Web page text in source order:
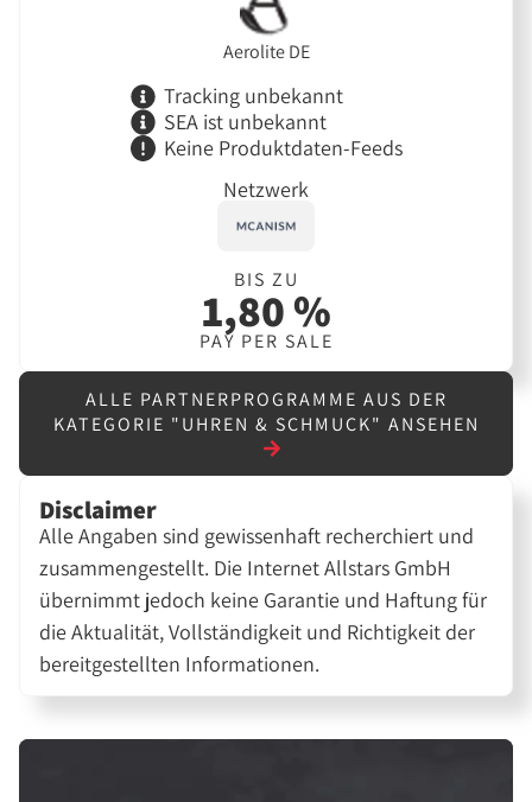
Aerolite DE
Tracking unbekannt
SEA ist unbekannt
Keine Produktdaten-Feeds
Netzwerk
BIS ZU
1,80 %
PAY PER SALE
ALLE PARTNERPROGRAMME AUS DER
KATEGORIE "UHREN & SCHMUCK" ANSEHEN
Disclaimer
Alle Angaben sind gewissenhaft recherchiert und
zusammengestellt. Die Internet Allstars GmbH
übernimmt jedoch keine Garantie und Haftung für
die Aktualität, Vollständigkeit und Richtigkeit der
bereitgestellten Informationen.